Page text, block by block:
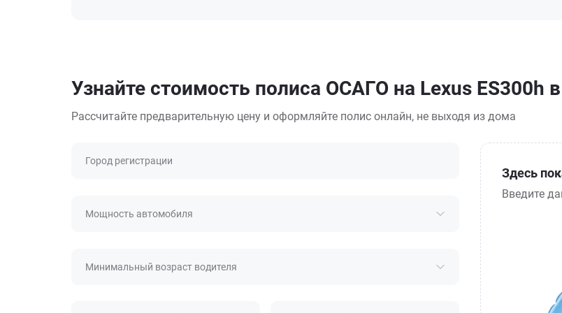
Узнайте стоимость полиса ОСАГО на Lexus ES300h
Рассчитайте предварительную цену и оформляйте полис онлайн, не выходя из дома
Город регистрации
Мощность автомобиля
Минимальный возраст водителя
Здесь
Введите